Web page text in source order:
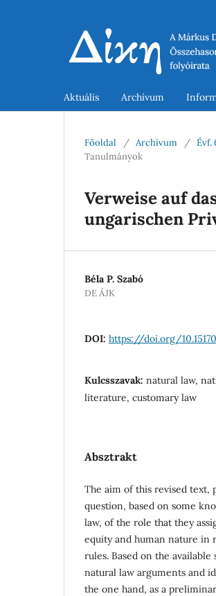
Aktuális Archívum
Főoldal / Archívum / Évf.
Tanulmányok
Verweise auf
ungarischen
Béla P. Szabó
DE ÁJK
DOI: https://doi.org/
Kulcsszavak: natural law,
literature, customary law
Absztrakt
The aim of this revised text,
question, based on some
law, of the role that they
equity and human nature in
rules. Based on the
natural law arguments and
the one hand, as a